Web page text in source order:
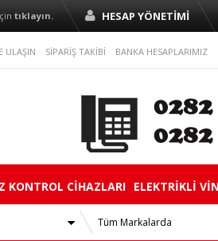
HESAP YÖNETİMİ
tıklayın.
ULAŞIN SİPARİŞ TAKİBİ BANKA HESAPLARIMIZ
KONTROL CİHAZLARI ELEKTRİKLİ